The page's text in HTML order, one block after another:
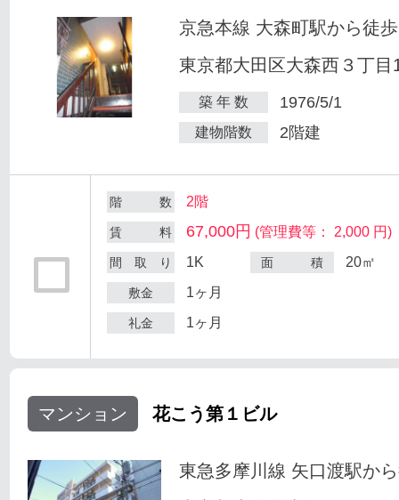
京急本線 大森町駅から徒
東京都大田区大森西３丁目
築 年 数 1976/5/1
建物階数 2階建
階 数 2階
賃 料 67,000円 (管理費等： 2,000 円)
間 取 り 1K 面 積 20㎡
敷金 1ヶ月
礼金 1ヶ月
マンション 花こう第１ビル
東急多摩川線 矢口渡駅か